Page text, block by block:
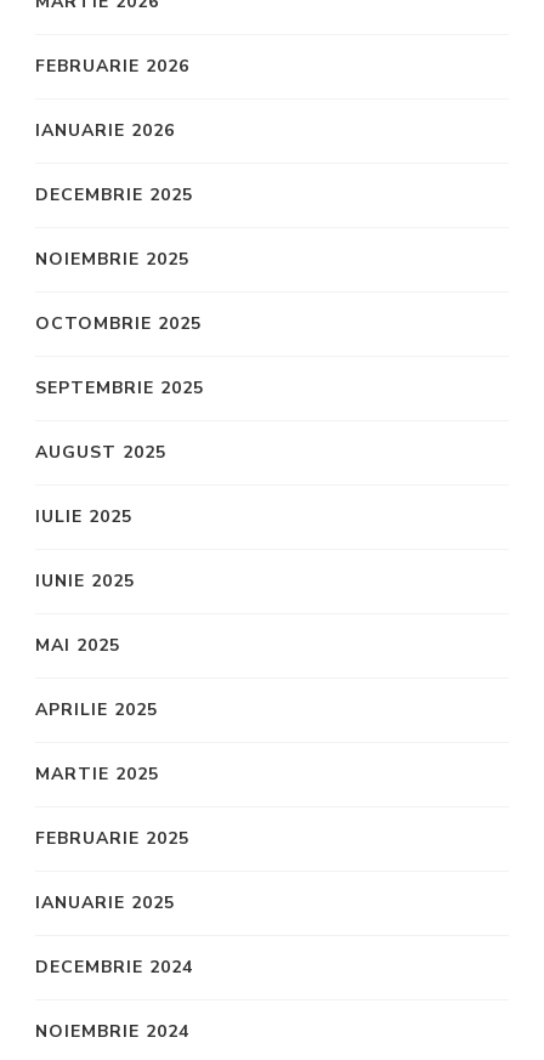
FEBRUARIE 2026
IANUARIE 2026
DECEMBRIE 2025
NOIEMBRIE 2025
OCTOMBRIE 2025
SEPTEMBRIE 2025
AUGUST 2025
IULIE 2025
IUNIE 2025
MAI 2025
APRILIE 2025
MARTIE 2025
FEBRUARIE 2025
IANUARIE 2025
DECEMBRIE 2024
NOIEMBRIE 2024